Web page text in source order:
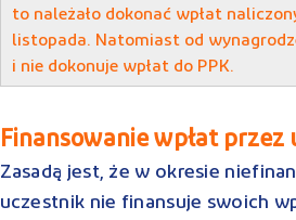
to należało dokonać wpłat
listopada. Natomiast od
i nie dokonuje wpłat do PPK.
Finansowanie wpłat przez
Zasadą jest, że w okresie
uczestnik nie finansuje swoich